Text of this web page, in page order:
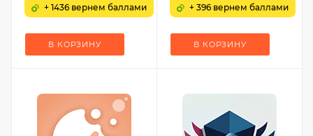
+ 1436 вернем баллами
В КОРЗИНУ
+ 396 вернем баллами
В КОРЗИНУ